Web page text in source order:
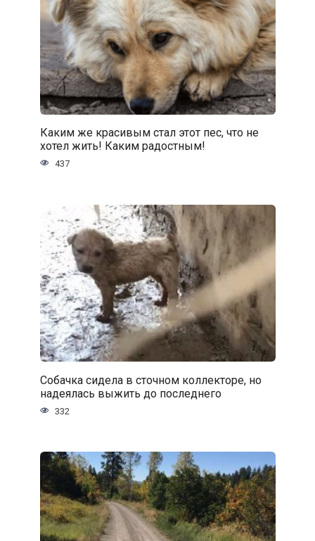
Каким же красивым стал этот пес, что не
хотел жить! Каким радостным!
437
Собачка сидела в сточном коллекторе, но
надеялась выжить до последнего
332